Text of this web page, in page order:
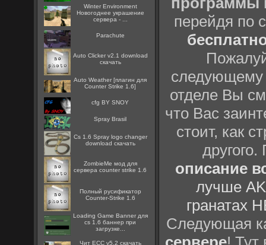
Winter Environment
Новогоднее украшение
сервера - ...
Parachute
Auto Clicker v2.1 download
скачать
Auto Weather [плагин для
Counter Strike 1.6]
cfg BY SNOY
Spray Brasil
Cs 1.6 Spray logo changer
download скачать
ZombieMe мод для
сервера counter strike 1.6
Полный русификатор
Counter-Strike 1.6
Loading Game Banner для
cs 1.6 баннер при
загрузке...
Чит ECC v5.2 скачать
перейдя по
отделе Вы
что Вас
стоит, как
описание
лучше
гранатах
Следующая